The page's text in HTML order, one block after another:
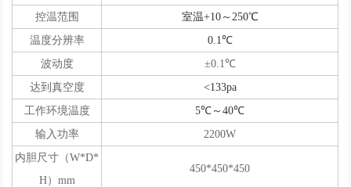
控温范围
室温+10～250℃
温度分辨率
0.1℃
波动度
±0.1℃
达到真空度
<133pa
工作环境温度
5℃～40℃
输入功率
2200W
内胆尺寸（W*D*
H）mm
450*450*450